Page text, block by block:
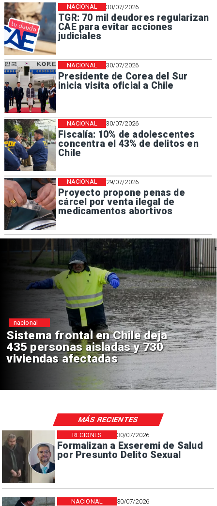
30/07/2026
TGR: 70 mil deudores regularizan
CAE para evitar acciones
judiciales
NACIONAL
30/07/2026
Presidente de Corea del Sur
inicia visita oficial a Chile
NACIONAL
30/07/2026
Fiscalía: 10% de adolescentes
concentra el 43% de delitos en
Chile
NACIONAL
29/07/2026
Proyecto propone penas de
cárcel por venta ilegal de
medicamentos abortivos
NACIONAL
en Chile deja
aisladas y 730
O'Higgins
Boca
Deportes
30/07/2026
Formalizan a Exseremi de Salud
por Presunto Delito Sexual
REGIONES
30/07/2026
NACIONAL
MÁS RECIENTES